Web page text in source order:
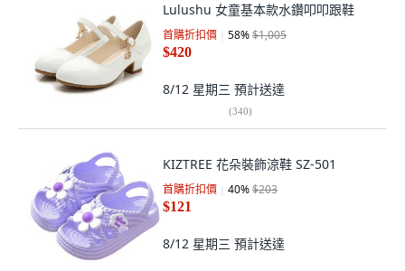
Lulushu 女童基本款水鑽叩叩跟鞋
首購折扣價 58%$1,005
$420
8/12 星期三 預計送達
(340)
KIZTREE 花朵裝飾涼鞋 SZ-501
首購折扣價 40%$203
$121
8/12 星期三 預計送達